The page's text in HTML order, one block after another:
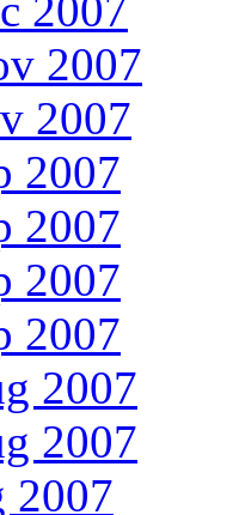
2007
2007
2007
2007
2007
2007
2007
2007
2007